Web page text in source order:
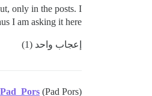
only in the posts. I
I am asking it here.
إعجاب واحد (1)
Pad_Pors (Pad Pors)